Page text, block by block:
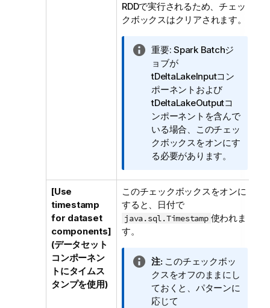
RDDで実行されるため、チェッ
クボックスはクリアされます。
情
報
メ
モ
重要: Spark Batchジ
ョブが
tDeltaLakeInputコン
ポーネントおよび
tDeltaLakeOutputコ
ンポーネントを含んで
いる場合、このチェッ
クボックスをオンにす
る必要があります。
[Use
timestamp
for dataset
components]
(データセット
コンポーネン
トにタイムス
タンプを使用)
このチェックボックスをオンに
すると、日付で
java.sql.Timestamp 使われま
す。
情
報
メ
モ
注:このチェックボッ
クスをオフのままにし
ておくと、パターンに
応じて